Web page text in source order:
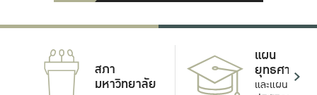
สภา
มหาวิทยาลัย
แผน
ยุทธศาสตร์
และแผน